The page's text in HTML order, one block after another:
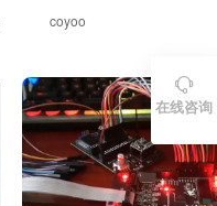
coyoo

在线咨询